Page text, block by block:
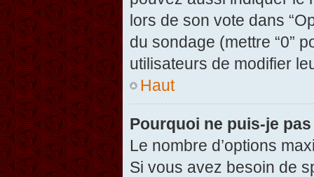
lors de son vote dans
du sondage (mettre “0”
utilisateurs de modifier
Haut
Pourquoi ne puis-je
Le nombre d’options
Si vous avez besoin de